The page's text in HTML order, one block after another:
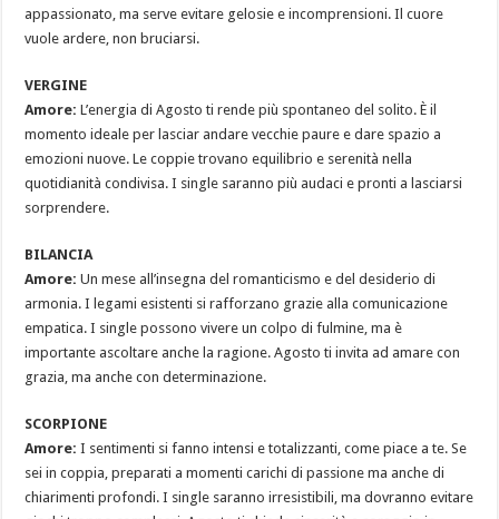
appassionato, ma serve evitare gelosie e incomprensioni. Il cuore
vuole ardere, non bruciarsi.
VERGINE
Amore: L’energia di Agosto ti rende più spontaneo del solito. È il
momento ideale per lasciar andare vecchie paure e dare spazio a
emozioni nuove. Le coppie trovano equilibrio e serenità nella
quotidianità condivisa. I single saranno più audaci e pronti a lasciarsi
sorprendere.
BILANCIA
Amore: Un mese all’insegna del romanticismo e del desiderio di
armonia. I legami esistenti si rafforzano grazie alla comunicazione
empatica. I single possono vivere un colpo di fulmine, ma è
importante ascoltare anche la ragione. Agosto ti invita ad amare con
grazia, ma anche con determinazione.
SCORPIONE
Amore: I sentimenti si fanno intensi e totalizzanti, come piace a te. Se
sei in coppia, preparati a momenti carichi di passione ma anche di
chiarimenti profondi. I single saranno irresistibili, ma dovranno evitare